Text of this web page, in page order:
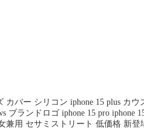
カバー シリコン iphone 15 plus カウ
ブランドロゴ iphone 15 pro iphone
兼用 セサミストリート 低価格 新登